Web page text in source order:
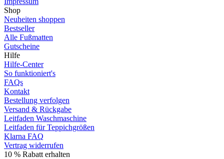
Shop
Neuheiten shoppen
Bestseller
Alle Fußmatten
Gutscheine
Hilfe
Hilfe-Center
So funktioniert's
FAQs
Kontakt
Bestellung verfolgen
Versand & Rückgabe
Leitfaden Waschmaschine
Leitfaden für Teppichgrößen
Klarna FAQ
Vertrag widerrufen
10 % Rabatt erhalten